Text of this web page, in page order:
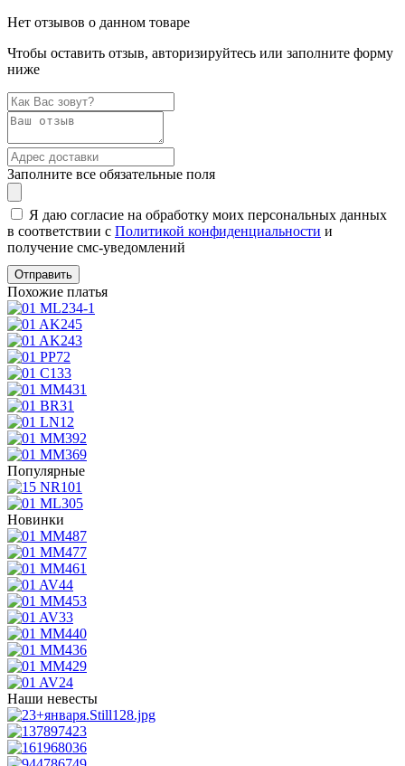
Нет отзывов о данном товаре
Чтобы оставить отзыв, авторизируйтесь или заполните форму
ниже
Заполните все обязательные поля
Я даю согласие на обработку моих персональных данных
в соответствии с Политикой конфиденциальности и
получение смс-уведомлений
Похожие платья
Популярные
Новинки
Наши невесты